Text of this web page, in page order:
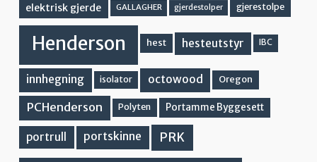
elektrisk gjerde GALLAGHER gjerdestolper gjerestolpe
Henderson hest hesteutstyr IBC
innhegning isolator octowood Oregon
PCHenderson Polyten Portamme Byggesett
portrull portskinne PRK